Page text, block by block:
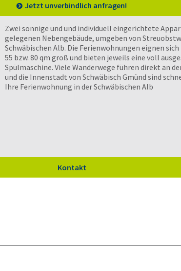
Jetzt unverbindlich anfragen!
Zwei sonnige und und individuell eingerichtete
gelegenen Nebengebäude, umgeben von
Schwäbischen Alb. Die Ferienwohnungen eignen
55 bzw. 80 qm groß und bieten jeweils eine voll
Spülmaschine. Viele Wanderwege führen direkt an
und die Innenstadt von Schwäbisch Gmünd sind
Ihre Ferienwohnung in der Schwäbischen Alb
Kontakt